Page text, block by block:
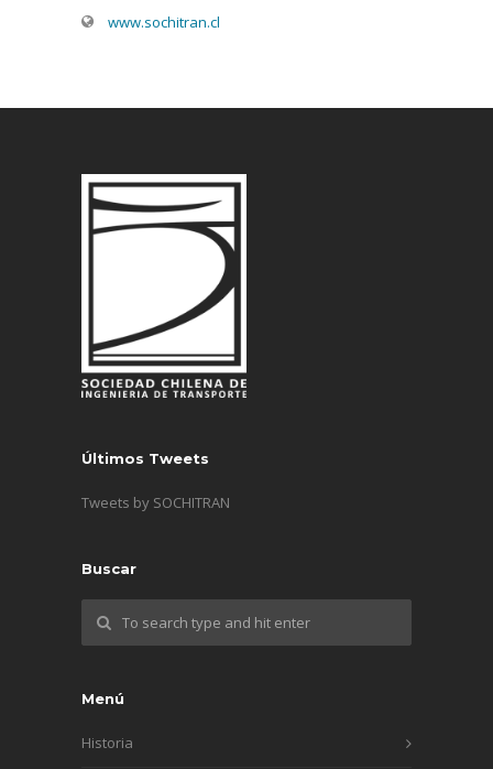
www.sochitran.cl
Últimos Tweets
Tweets by SOCHITRAN
Buscar
Menú
Historia